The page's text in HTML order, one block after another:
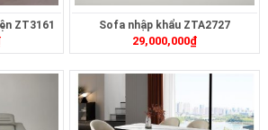
ZT3161 Sofa nhập khẩu ZTA2727
29,000,000₫